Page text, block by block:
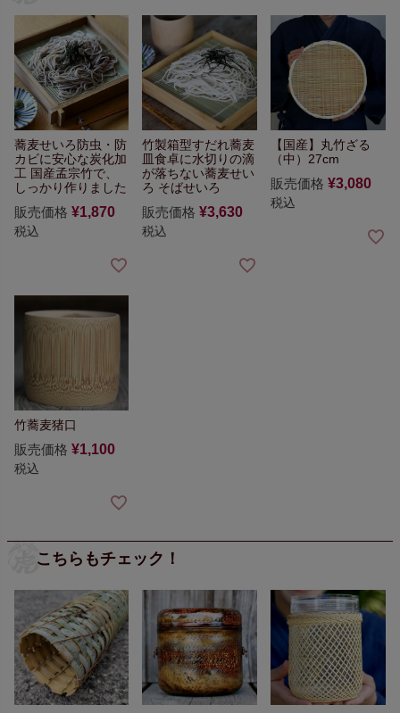
蕎麦せいろ 防虫・防
カビに安心な炭化加
工国産孟宗竹で、
しっかり作りました
販売価格 ¥1,870
税込
竹製箱型すだれ蕎麦
皿食卓に水切りの滴
が落ちない蕎麦せい
ろ そばせいろ
販売価格 ¥3,630
税込
【国産】丸竹ざる
（中）27cm
販売価格 ¥3,080
税込
竹蕎麦猪口
販売価格 ¥1,100
税込
こちらもチェック！